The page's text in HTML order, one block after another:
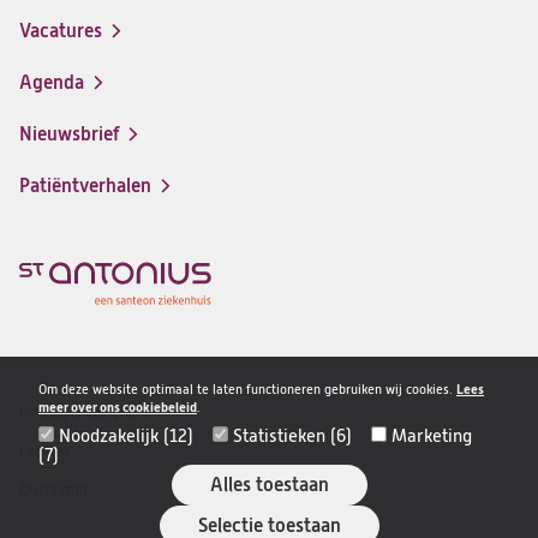
Om deze website optimaal te laten functioneren gebruiken wij cookies. Lees
meer over ons cookiebeleid.
Noodzakelijk (12) Statistieken (6)
Marketing
(7)
Alles toestaan
Selectie toestaan
in
nieuwe
Vacatures
(opent
in
nieuwe
Agenda
Nieuwsbrief
Patiëntverhalen
Disclaimer
navigatie
Privacy & veiligheid
Cookies